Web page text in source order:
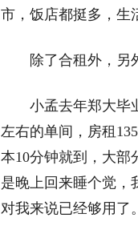
市，饭店都挺多，生
除了合租外，另外
小孟去年郑大毕业
左右的单间，房租
本10分钟就到，大部
是晚上回来睡个觉，
对我来说已经够用了